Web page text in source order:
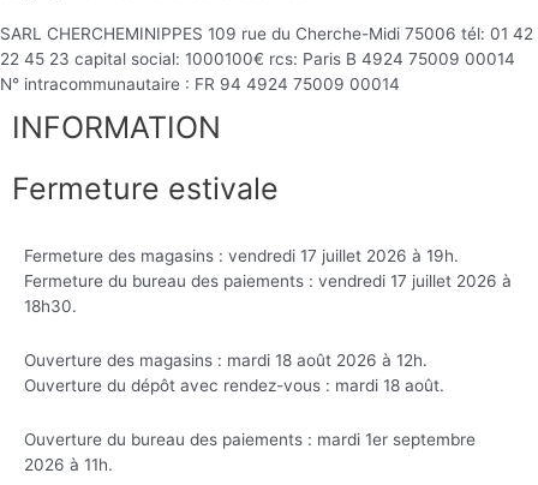
SARL CHERCHEMINIPPES 109 rue du Cherche-Midi 75006 tél: 01 42
22 45 23 capital social: 1000100€ rcs: Paris B 4924 75009 00014
N° intracommunautaire : FR 94 4924 75009 00014
INFORMATION
Fermeture estivale
Fermeture des magasins : vendredi 17 juillet 2026 à 19h.
Fermeture du bureau des paiements : vendredi 17 juillet 2026 à
18h30.
Ouverture des magasins : mardi 18 août 2026 à 12h.
Ouverture du dépôt avec rendez-vous : mardi 18 août.
Ouverture du bureau des paiements : mardi 1er septembre
2026 à 11h.